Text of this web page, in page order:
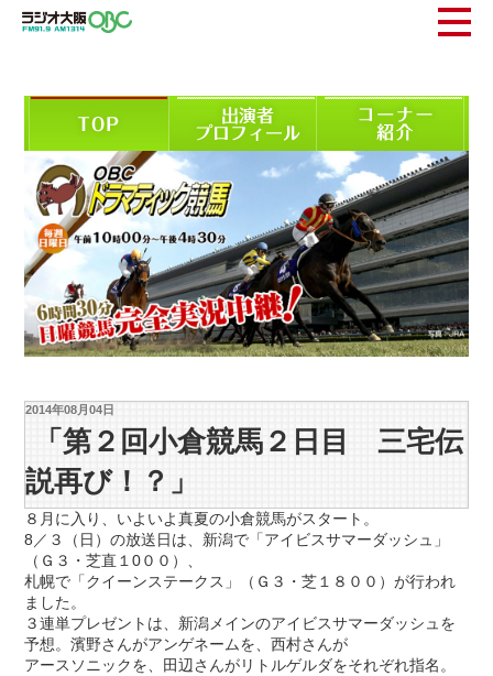
2014年08月04日
「第２回小倉競馬２日目 三宅伝
説再び！？」
８月に入り、いよいよ真夏の小倉競馬がスタート。
8／３（日）の放送日は、新潟で「アイビスサマーダッシュ」
（Ｇ３・芝直１0００）、
札幌で「クイーンステークス」（Ｇ３・芝１８００）が行われ
ました。
３連単プレゼントは、新潟メインのアイビスサマーダッシュを
予想。濱野さんがアンゲネームを、西村さんが
アースソニックを、田辺さんがリトルゲルダをそれぞれ指名。